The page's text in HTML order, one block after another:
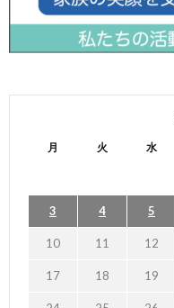
月 火 水
3 4 5
10 11 12
17 18 19